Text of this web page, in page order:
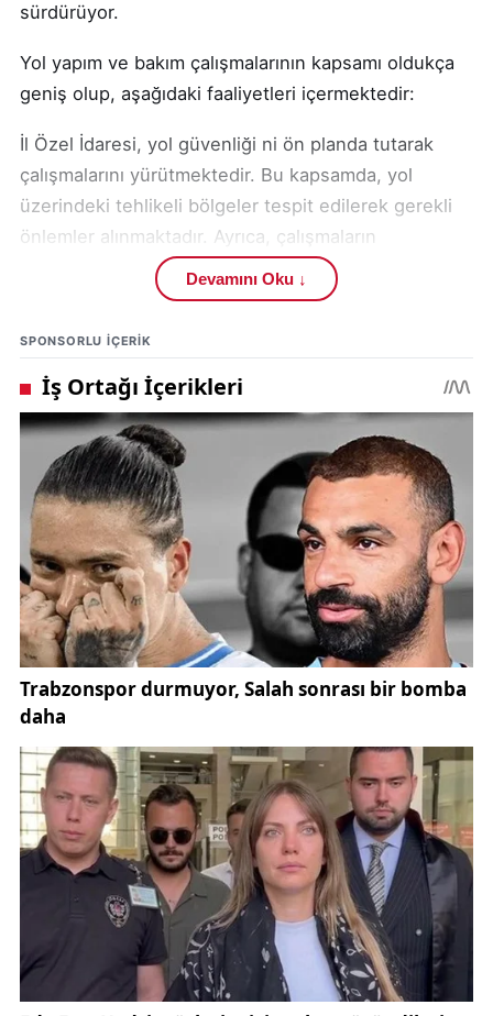
sürdürüyor.
Yol yapım ve bakım çalışmalarının kapsamı oldukça
geniş olup, aşağıdaki faaliyetleri içermektedir:
İl Özel İdaresi, yol güvenliği ni ön planda tutarak
çalışmalarını yürütmektedir. Bu kapsamda, yol
üzerindeki tehlikeli bölgeler tespit edilerek gerekli
önlemler alınmaktadır. Ayrıca, çalışmaların
yürütüldüğü bölgelerde trafik akışının güvenli bir
şekilde sağlanması için gerekli düzenlemeler
yapılmaktadır.
Yol yapım çalışmaları nın tamamlanma süresi, hava
koşulları ve diğer faktörlere bağlı olarak değişiklik
gösterebilir. İl Özel İdaresi, çalışmaların en kısa
sürede tamamlanması için gerekli tüm çabayı
göstermektedir. Çalışmaların ilerleyişi hakkında
düzenli olarak bilgi verilmeye devam edilecektir.
Devamını Oku ↓
SPONSORLU IÇERIK